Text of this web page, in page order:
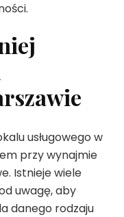
usługowego w
przy wynajmie
Istnieje wiele
uwagę, aby
danego rodzaju